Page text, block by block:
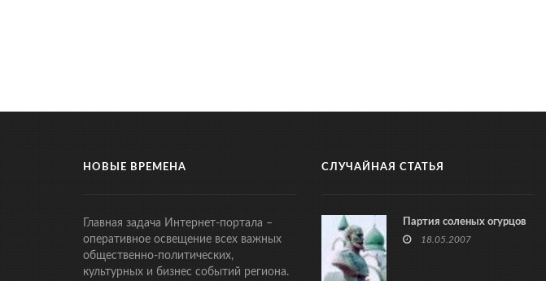
НОВЫЕ ВРЕМЕНА
Главная задача Интернет-портала –
оперативное освещение всех важных
общественно-политических,
культурных и бизнес событий региона.
СЛУЧАЙНАЯ СТАТЬЯ
Партия соленых огурцов
18.05.2007